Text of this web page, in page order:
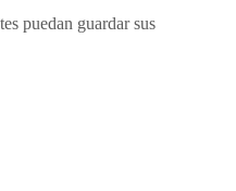
puedan guardar sus